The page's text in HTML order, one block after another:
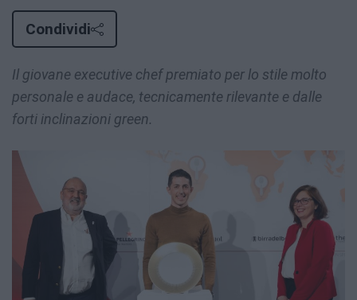
Condividi
Il giovane executive chef premiato per lo stile molto
personale e audace, tecnicamente rilevante e dalle
forti inclinazioni green.